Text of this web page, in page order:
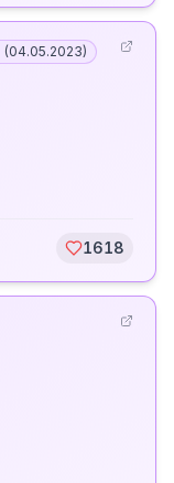
(04.05.2023)
1618